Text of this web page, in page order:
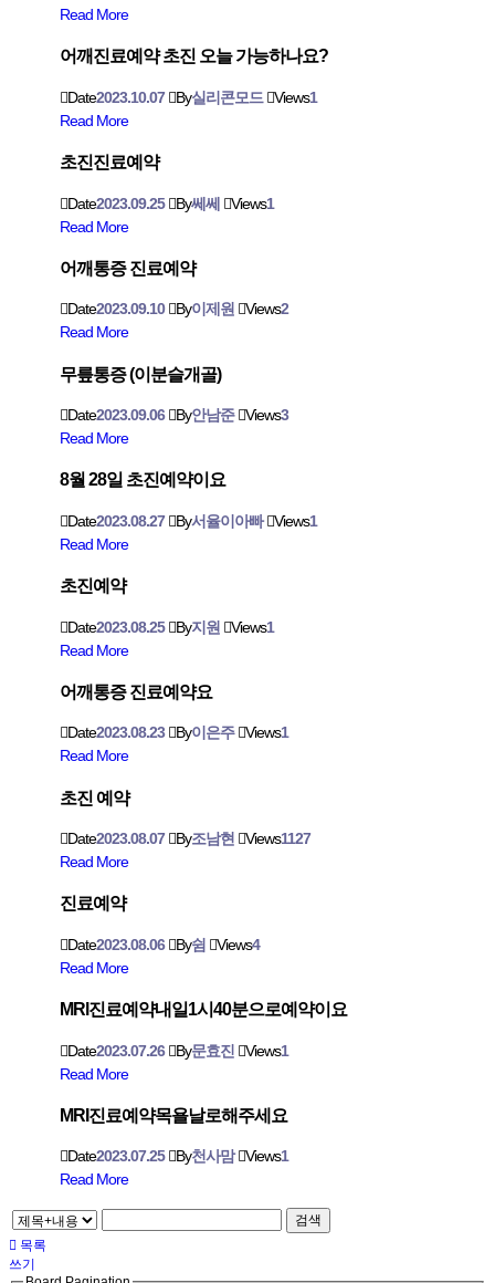
Read More
어깨진료예약 초진 오늘 가능하나요?
Date2023.10.07 By실리콘모드 Views1
Read More
초진진료예약
Date2023.09.25 By쎄쎄 Views1
Read More
어깨통증 진료예약
Date2023.09.10 By이제원 Views2
Read More
무릎통증 (이분슬개골)
Date2023.09.06 By안남준 Views3
Read More
8월 28일 초진예약이요
Date2023.08.27 By서율이아빠 Views1
Read More
초진예약
Date2023.08.25 By지원 Views1
Read More
어깨통증 진료예약요
Date2023.08.23 By이은주 Views1
Read More
초진 예약
Date2023.08.07 By조남현 Views1127
Read More
진료예약
Date2023.08.06 By쉼 Views4
Read More
MRl진료예약내일1시40분으로예약이요
Date2023.07.26 By문효진 Views1
Read More
MRI진료예약목욜날로해주세요
Date2023.07.25 By천사맘 Views1
Read More
검색
목록
쓰기